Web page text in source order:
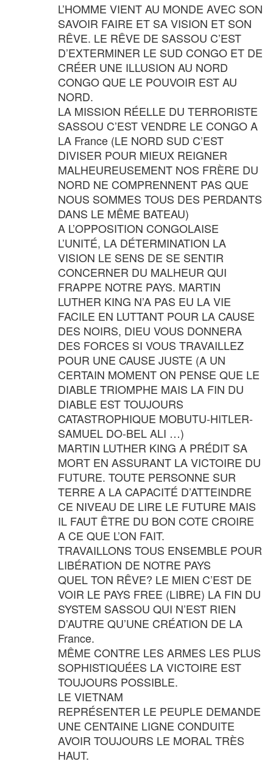
L’HOMME VIENT AU MONDE AVEC SON
SAVOIR FAIRE ET SA VISION ET SON
RÊVE. LE RÊVE DE SASSOU C’EST
D’EXTERMINER LE SUD CONGO ET DE
CRÉER UNE ILLUSION AU NORD
CONGO QUE LE POUVOIR EST AU
NORD.
LA MISSION RÉELLE DU TERRORISTE
SASSOU C’EST VENDRE LE CONGO A
LA France (LE NORD SUD C’EST
DIVISER POUR MIEUX REIGNER
MALHEUREUSEMENT NOS FRÈRE DU
NORD NE COMPRENNENT PAS QUE
NOUS SOMMES TOUS DES PERDANTS
DANS LE MÊME BATEAU)
A L’OPPOSITION CONGOLAISE
L’UNITÉ, LA DÉTERMINATION LA
VISION LE SENS DE SE SENTIR
CONCERNER DU MALHEUR QUI
FRAPPE NOTRE PAYS. MARTIN
LUTHER KING N’A PAS EU LA VIE
FACILE EN LUTTANT POUR LA CAUSE
DES NOIRS, DIEU VOUS DONNERA
DES FORCES SI VOUS TRAVAILLEZ
POUR UNE CAUSE JUSTE (A UN
CERTAIN MOMENT ON PENSE QUE LE
DIABLE TRIOMPHE MAIS LA FIN DU
DIABLE EST TOUJOURS
CATASTROPHIQUE MOBUTU-HITLER-
SAMUEL DO-BEL ALI …)
MARTIN LUTHER KING A PRÉDIT SA
MORT EN ASSURANT LA VICTOIRE DU
FUTURE. TOUTE PERSONNE SUR
TERRE A LA CAPACITÉ D’ATTEINDRE
CE NIVEAU DE LIRE LE FUTURE MAIS
IL FAUT ÊTRE DU BON COTE CROIRE
A CE QUE L’ON FAIT.
TRAVAILLONS TOUS ENSEMBLE POUR
LIBÉRATION DE NOTRE PAYS
QUEL TON RÊVE? LE MIEN C’EST DE
VOIR LE PAYS FREE (LIBRE) LA FIN DU
SYSTEM SASSOU QUI N’EST RIEN
D’AUTRE QU’UNE CRÉATION DE LA
France.
MÊME CONTRE LES ARMES LES PLUS
SOPHISTIQUÉES LA VICTOIRE EST
TOUJOURS POSSIBLE.
LE VIETNAM
REPRÉSENTER LE PEUPLE DEMANDE
UNE CENTAINE LIGNE CONDUITE
AVOIR TOUJOURS LE MORAL TRÈS
HAUT.